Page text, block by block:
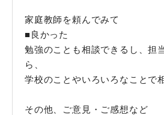
家庭教師を頼んでみて
■良かった
勉強のことも相談できるし、担
ら、
学校のことやいろいろなことで
その他、ご意見・ご感想など